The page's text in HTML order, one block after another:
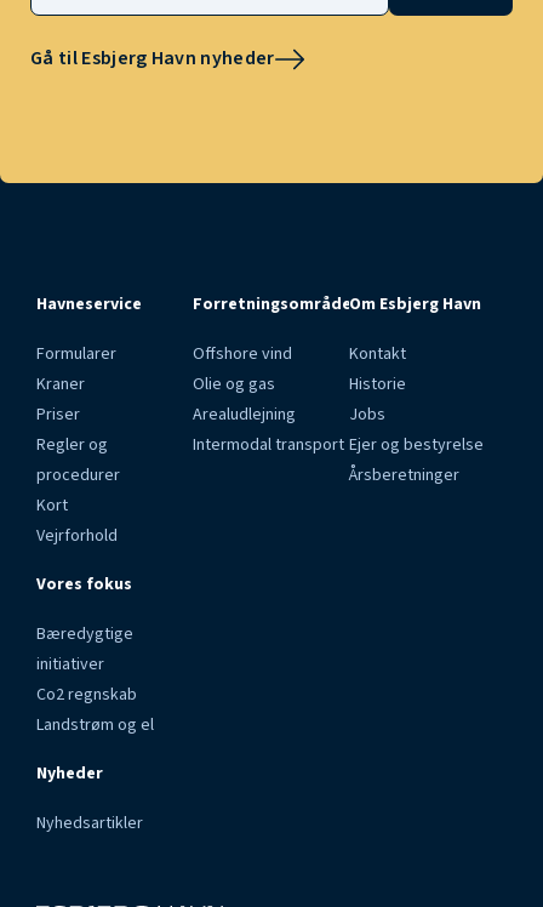
Gå til Esbjerg Havn nyheder
Havneservice
Formularer
Kraner
Priser
Regler og
procedurer
Kort
Vejrforhold
Forretningsområder
Offshore vind
Olie og gas
Arealudlejning
Intermodal transport
Om Esbjerg Havn
Kontakt
Historie
Jobs
Ejer og bestyrelse
Årsberetninger
Vores fokus
Bæredygtige
initiativer
Co2 regnskab
Landstrøm og el
Nyheder
Nyhedsartikler